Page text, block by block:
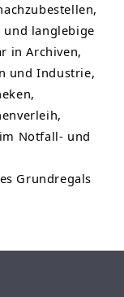
und langlebige
in Archiven,
und Industrie,
Notfall- und
Grundregals